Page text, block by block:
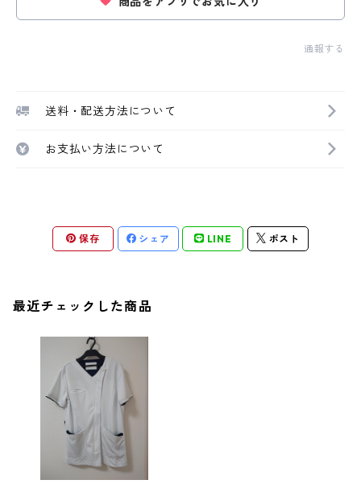
通報する
送料・配送方法について
お支払い方法について
保存 シェア LINE ポスト
最近チェックした商品